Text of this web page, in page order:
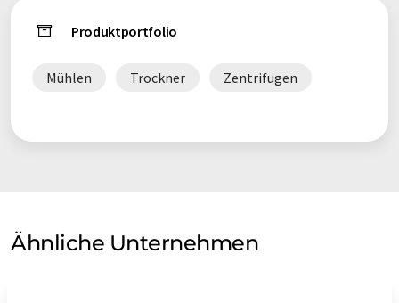
Produktportfolio
Mühlen Trockner Zentrifugen
Ähnliche Unternehmen